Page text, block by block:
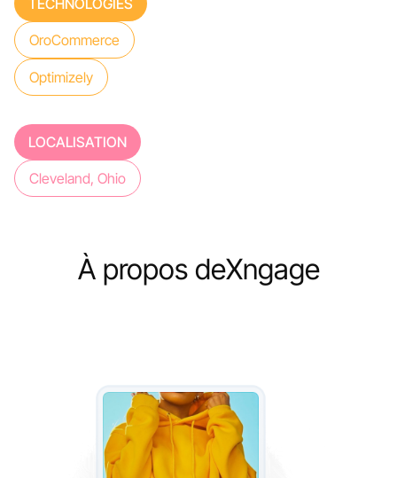
OroCommerce
Optimizely
LOCALISATION
Cleveland, Ohio
À propos deXngage